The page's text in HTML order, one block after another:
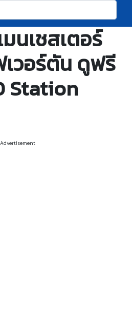
นเชสเตอร์
วอร์ตัน ดูฟรี
Station
Advertisement